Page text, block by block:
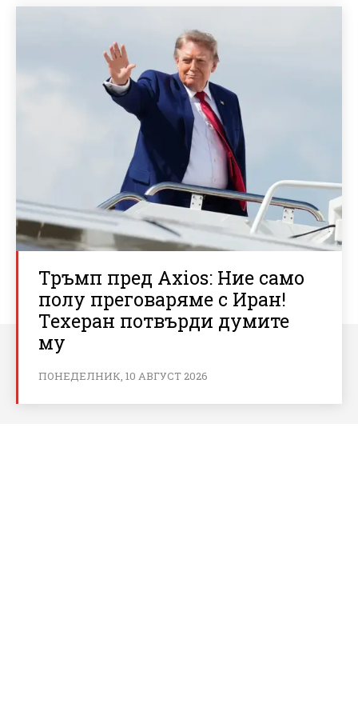
Тръмп пред Axios: Ние само
полу преговаряме с Иран!
Техеран потвърди думите
му
ПОНЕДЕЛНИК, 10 АВГУСТ 2026